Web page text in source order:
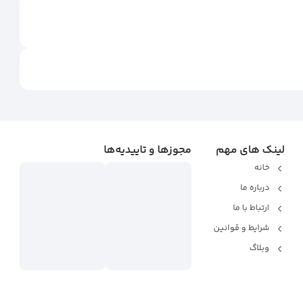
لینک های مهم
خانه
درباره ما
ارتباط با ما
شرایط و قوانین
وبلاگ
مجوزها و تاییدیه‌ها